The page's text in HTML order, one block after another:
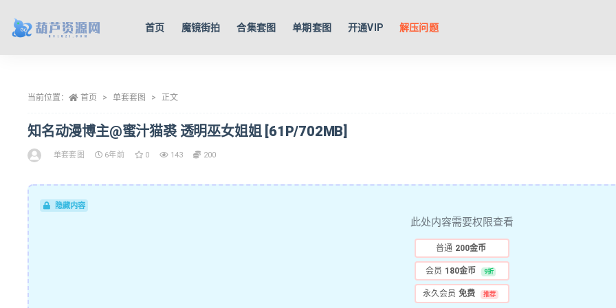
首页 魔镜街拍 合集套图 单期套图 开通VIP 解压问题
当前位置： 首页 单套套图 正文
知名动漫博主@蜜汁猫裘 透明巫女姐姐 [61P/702MB]
单套套图 6年前 0 143 200
隐藏内容
此处内容需要权限查看
普通 200金币
会员 180金币 9折
永久会员 免费 推荐
全部